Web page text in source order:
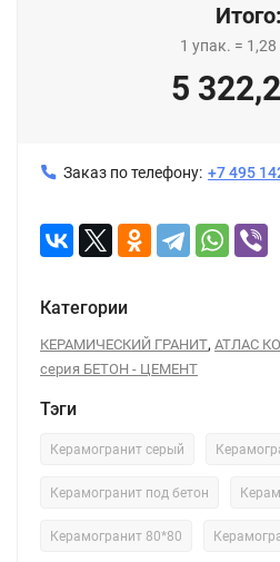
Итого:
1 упак. = 1,28
5
Заказ по телефону: +7 495
Категории
КЕРАМИЧЕСКИЙ ГРАНИТ, АТЛАС
серия БЕТОН - ЦЕМЕНТ
Тэги
Керамогранит серый
Керамогранит под бетон
Керамогранит 80*80